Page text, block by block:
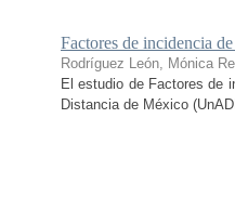
Factores de incidencia
Rodríguez León, Mónica
El estudio de Factores de
Distancia de México